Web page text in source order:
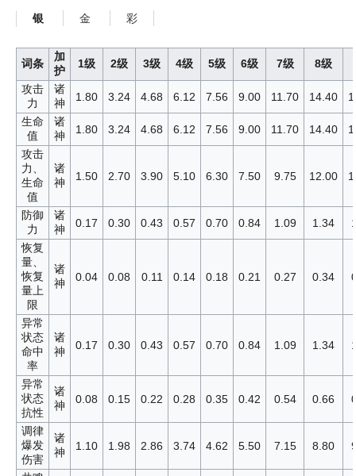
银 金 彩
词条
加
护
1级 2级 3级 4级 5级 6级 7级 8级
攻击
力
诸
神
1.80 3.24 4.68 6.12 7.56 9.00 11.70 14.40
生命
值
诸
神
1.80 3.24 4.68 6.12 7.56 9.00 11.70 14.40
攻击
力、
生命
值
诸
神
1.50 2.70 3.90 5.10 6.30 7.50 9.75 12.00
防御
力
诸
神
0.17 0.30 0.43 0.57 0.70 0.84 1.09 1.34
恢复
量、
恢复
量上
限
诸
神
0.04 0.08 0.11 0.14 0.18 0.21 0.27 0.34
异常
状态
命中
率
诸
神
0.17 0.30 0.43 0.57 0.70 0.84 1.09 1.34
异常
状态
抗性
诸
神
0.08 0.15 0.22 0.28 0.35 0.42 0.54 0.66
调律
爆发
伤害
诸
神
1.10 1.98 2.86 3.74 4.62 5.50 7.15 8.80